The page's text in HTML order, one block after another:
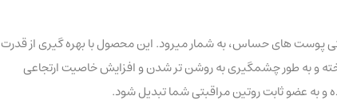
حتی پوست های حساس، به شمار میرود. این محصول با بهره گیری از قدرت
و به طور چشمگیری به روشن تر شدن و افزایش خاصیت ارتجاعی
به عضو ثابت روتین مراقبتی شما تبدیل شود.